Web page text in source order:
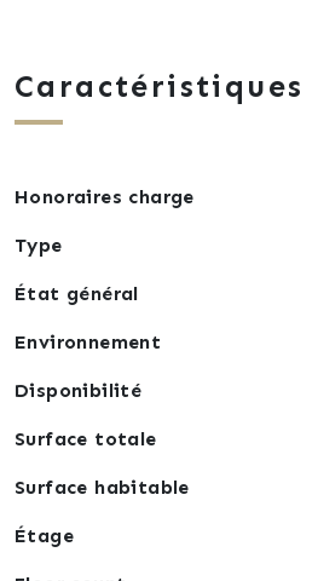
Caractéristiques
Honoraires charge
Type
État général
Environnement
Disponibilité
Surface totale
Surface habitable
Étage